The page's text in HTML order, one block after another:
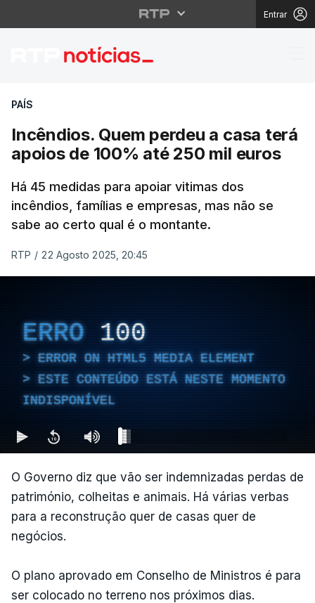
Entrar
Incêndios. Quem
PAÍS
Incêndios. Quem perdeu a casa terá
apoios de 100% até 250 mil euros
Há 45 medidas para apoiar vitimas dos
incêndios, famílias e empresas, mas não se
sabe ao certo qual é o montante.
RTP / 22 Agosto 2025, 20:45
ERRO 100
ERROR ON HTML5 MEDIA ELEMENT
ESTE CONTEÚDO ESTÁ NESTE MOMENTO
INDISPONÍVEL
O Governo diz que vão ser indemnizadas perdas de
património, colheitas e animais. Há várias verbas
para a reconstrução quer de casas quer de
negócios.
O plano aprovado em Conselho de Ministros é para
ser colocado no terreno nos próximos dias.